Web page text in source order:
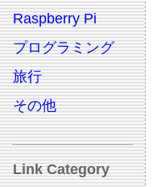
Raspberry Pi
プログラミング
旅行
その他
Link Category